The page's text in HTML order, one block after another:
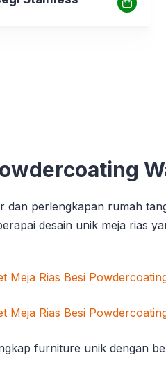
perlengkapan rumah
desain unik meja rias
furniture unik dengan